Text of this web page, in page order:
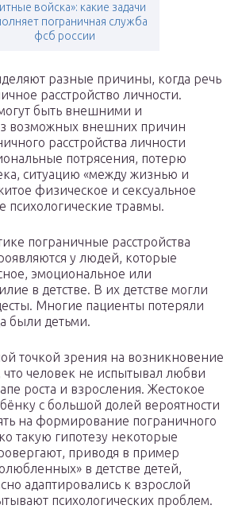
войска»: какие задачи
пограничная служба
фсб россии
разные причины, когда речь
расстройство личности.
быть внешними и
возможных внешних причин
расстройства личности
потрясения, потерю
ситуацию «между жизнью и
физическое и сексуальное
психологические травмы.
пограничные расстройства
у людей, которые
эмоциональное или
в детстве. В их детстве могли
Многие пациенты потеряли
были детьми.
точкой зрения на возникновение
что человек не испытывал любви
роста и взросления. Жестокое
с большой долей вероятности
на формирование пограничного
такую гипотезу некоторые
приводя в пример
в детстве детей,
адаптировались к взрослой
психологических проблем.